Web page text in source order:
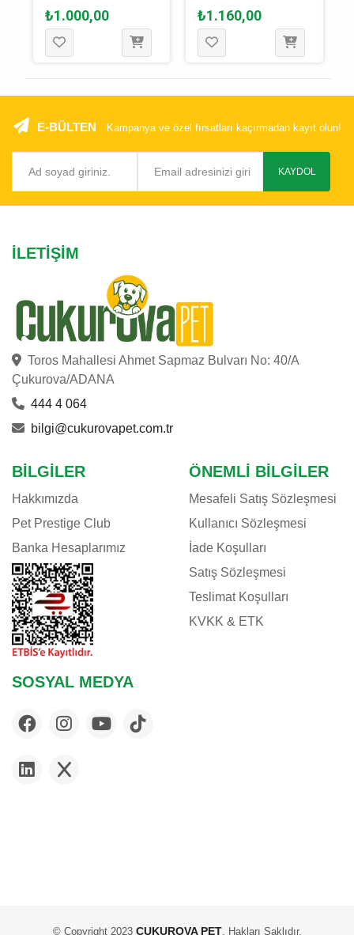
Tasması S - M,
Fuşya, 42 x 60 Cm -
15 Mm
₺1.000,00
120 Cm Pembe
₺1.160,00
E-BÜLTEN Kampanya ve özel fırsatları kaçırmadan kayıt olun!
KAYDOL
İLETIŞIM
Toros Mahallesi Ahmet Sapmaz Bulvarı No: 40/A
Çukurova/ADANA
444 4 064
bilgi@cukurovapet.com.tr
BILGILER
Hakkımızda
Pet Prestige Club
Banka Hesaplarımız
ÖNEMLI BILGILER
Mesafeli Satış Sözleşmesi
Kullanıcı Sözleşmesi
İade Koşulları
Satış Sözleşmesi
Teslimat Koşulları
KVKK & ETK
SOSYAL MEDYA
© Copyright 2023ÇUKUROVA PET. Hakları Saklıdır.